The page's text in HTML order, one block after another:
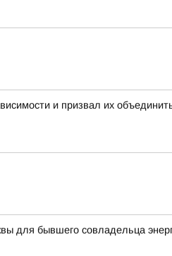
и призвал их
для бывшего совладельца